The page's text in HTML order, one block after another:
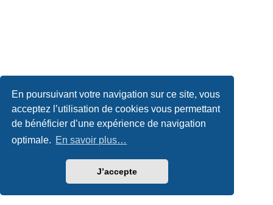
En poursuivant votre navigation sur ce site, vous
acceptez l’utilisation de cookies vous permettant
de bénéficier d’une expérience de navigation
optimale. En savoir plus…
J’accepte